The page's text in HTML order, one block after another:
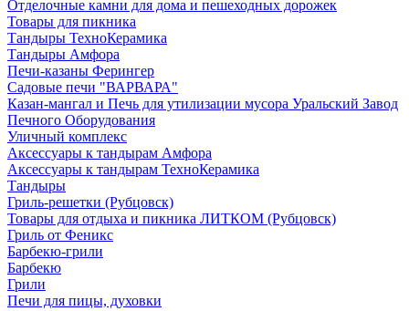
Отделочные камни для дома и пешеходных дорожек
Товары для пикника
Тандыры ТехноКерамика
Тандыры Амфора
Печи-казаны Ферингер
Садовые печи "ВАРВАРА"
Казан-мангал и Печь для утилизации мусора Уральский Завод
Печного Оборудования
Уличный комплекс
Аксессуары к тандырам Амфора
Аксессуары к тандырам ТехноКерамика
Тандыры
Гриль-решетки (Рубцовск)
Товары для отдыха и пикника ЛИТКОМ (Рубцовск)
Гриль от Феникс
Барбекю-грили
Барбекю
Грили
Печи для пицы, духовки